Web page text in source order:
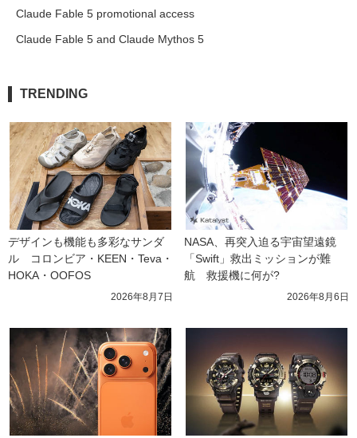
Claude Fable 5 promotional access
Claude Fable 5 and Claude Mythos 5
TRENDING
デザインも機能も多彩なサンダ
ル　コロンビア・KEEN・Teva・
HOKA・OOFOS
2026年8月7日
NASA、再突入迫る宇宙望遠鏡
「Swift」救出ミッションが難
航　救援機に何が?
2026年8月6日